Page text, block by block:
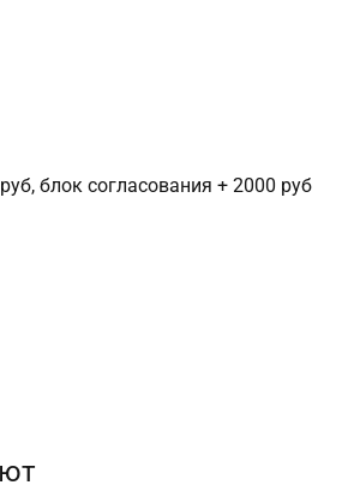
блок согласования + 2000 руб